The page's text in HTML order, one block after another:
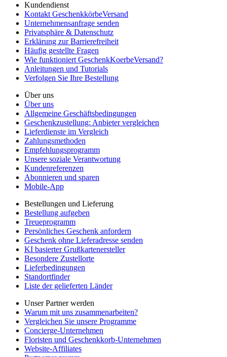
Kundendienst
Kontakt GeschenkkörbeVersand
Unternehmensanfrage senden
Privatsphäre & Datenschutz
Erklärung zur Barrierefreiheit
Häufig gestellte Fragen
Wie funktioniert GeschenkKoerbeVersand?
Anleitungen und Tutorials
Verfolgen Sie Ihre Bestellung
Über uns
Über uns
Allgemeine Geschäftsbedingungen
Geschenkzustellung: Anbieter vergleichen
Lieferdienste im Vergleich
Zahlungsmethoden
Empfehlungsprogramm
Unsere soziale Verantwortung
Kundenreferenzen
Abonnieren und sparen
Mobile-App
Bestellungen und Lieferung
Bestellung aufgeben
Treueprogramm
Persönliches Geschenk anfordern
Geschenk ohne Lieferadresse senden
KI basierter Grußkartenersteller
Besondere Zustellorte
Lieferbedingungen
Standortfinder
Liste der gelieferten Länder
Unser Partner werden
Warum mit uns zusammenarbeiten?
Vergleichen Sie unsere Programme
Concierge-Unternehmen
Floristen und Geschenkkorb-Unternehmen
Website-Affiliates